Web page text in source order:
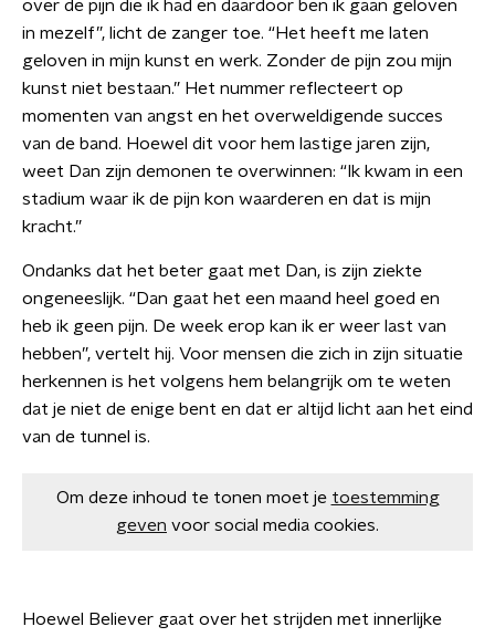
over de pijn die ik had en daardoor ben ik gaan geloven
in mezelf”, licht de zanger toe. “Het heeft me laten
geloven in mijn kunst en werk. Zonder de pijn zou mijn
kunst niet bestaan.” Het nummer reflecteert op
momenten van angst en het overweldigende succes
van de band. Hoewel dit voor hem lastige jaren zijn,
weet Dan zijn demonen te overwinnen: “Ik kwam in een
stadium waar ik de pijn kon waarderen en dat is mijn
kracht.”
Ondanks dat het beter gaat met Dan, is zijn ziekte
ongeneeslijk. “Dan gaat het een maand heel goed en
heb ik geen pijn. De week erop kan ik er weer last van
hebben”, vertelt hij. Voor mensen die zich in zijn situatie
herkennen is het volgens hem belangrijk om te weten
dat je niet de enige bent en dat er altijd licht aan het eind
van de tunnel is.
Om deze inhoud te tonen moet je toestemming
geven voor social media cookies.
Hoewel Believer gaat over het strijden met innerlijke